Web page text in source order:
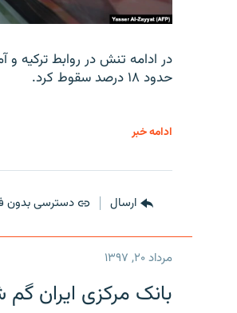
در ادامه تنش در روابط ترکیه و
حدود ۱۸ درصد سقوط کرد.
ادامه خبر
ارسال دسترسی بدون
مرداد ۲۰, ۱۳۹۷
بانک مرکزی ایران گم شدن ۹ میلیارد دلار را